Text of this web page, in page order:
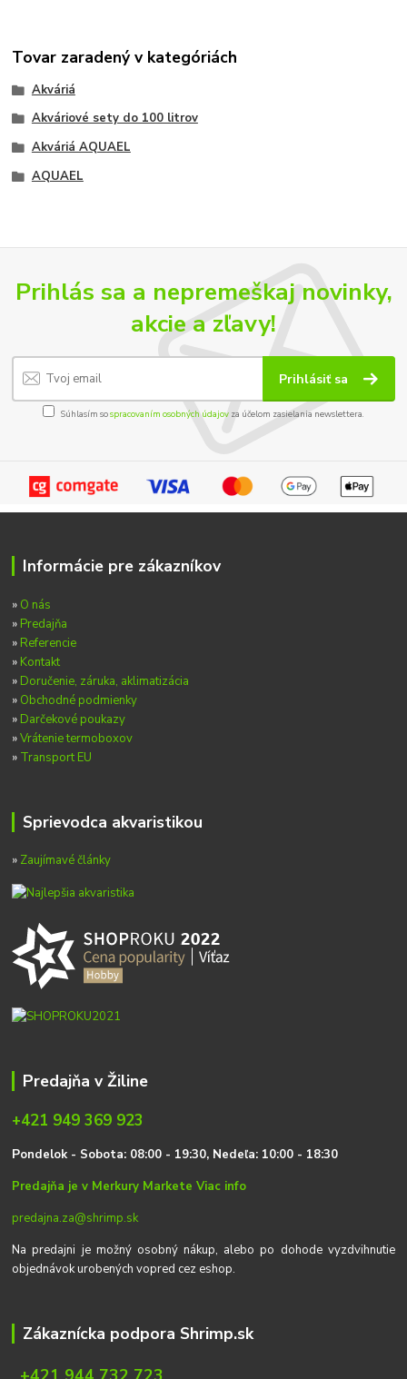
Tovar zaradený v kategóriách
Akváriá
Akváriové sety do 100 litrov
Akváriá AQUAEL
AQUAEL
Prihlás sa a nepremeškaj novinky,
akcie a zľavy!
Prihlásiť sa
Súhlasím sospracovaním osobných údajov za účelom zasielania newslettera.
Informácie pre zákazníkov
» O nás
» Predajňa
» Referencie
» Kontakt
» Doručenie, záruka, aklimatizácia
» Obchodné podmienky
» Darčekové poukazy
»Vrátenie termoboxov
» Transport EU
Sprievodca akvaristikou
» Zaujímavé články
Predajňa v Žiline
+421 949 369 923
Pondelok - Sobota: 08:00 - 19:30, Nedeľa: 10:00 - 18:30
Predajňa je v Merkury MarketeViac info
predajna.za@shrimp.sk
Na predajni je možný osobný nákup, alebo po dohode vyzdvihnutie
objednávok urobených vopred cez eshop.
Zákaznícka podpora Shrimp.sk